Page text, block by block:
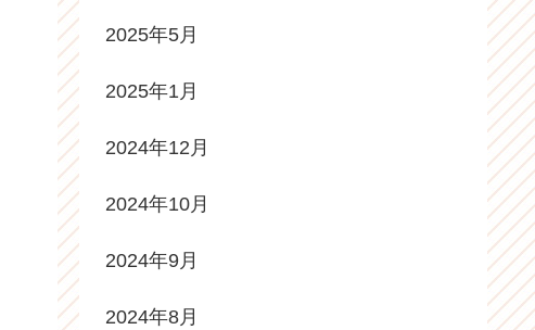
2025年5月
2025年1月
2024年12月
2024年10月
2024年9月
2024年8月